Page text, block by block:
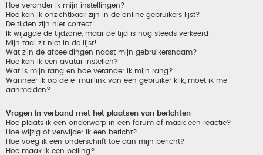
Hoe verander ik mijn instellingen?
Hoe kan ik onzichtbaar zijn in de online gebruikers lijst?
De tijden zijn niet correct!
Ik wijzigde de tijdzone, maar de tijd is nog steeds verkeerd!
Mijn taal zit niet in de lijst!
Wat zijn de afbeeldingen naast mijn gebruikersnaam?
Hoe kan ik een avatar instellen?
Wat is mijn rang en hoe verander ik mijn rang?
Wanneer ik op de e-maillink van een gebruiker klik, moet ik me
aanmelden?
Vragen in verband met het plaatsen van berichten
Hoe plaats ik een onderwerp in een forum of maak een reactie?
Hoe wijzig of verwijder ik een bericht?
Hoe voeg ik een onderschrift toe aan mijn bericht?
Hoe maak ik een peiling?